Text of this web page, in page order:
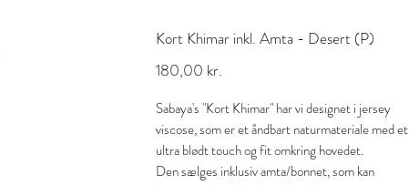
Kort Khimar inkl. Amta - Desert (P)
180,00 kr.
Sabaya's "Kort Khimar" har vi designet i jersey
viscose, som er et åndbart naturmateriale med et
ultra blødt touch og fit omkring hovedet.
Den sælges inklusiv amta/bonnet, som kan